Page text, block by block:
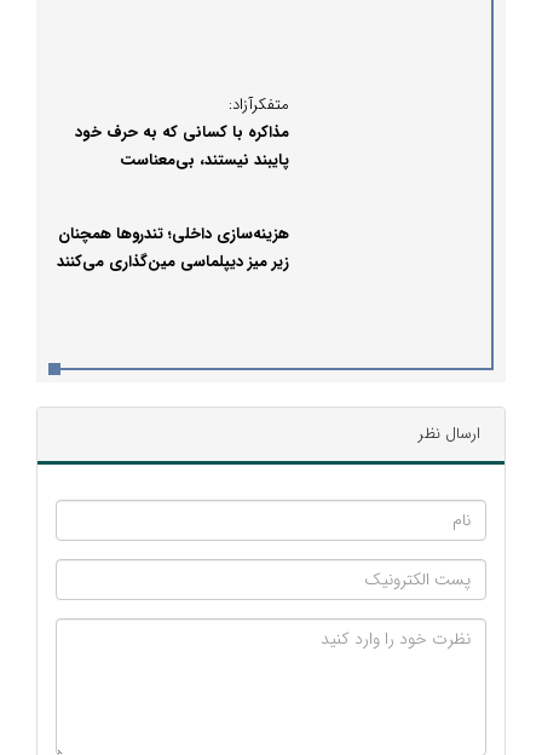
متفکرآزاد:
مذاکره با کسانی که به حرف خود
پایبند نیستند، بی‌معناست
هزینه‌سازی داخلی؛ تندروها همچنان
زیر میز دیپلماسی مین‌گذاری می‌کنند
ارسال نظر